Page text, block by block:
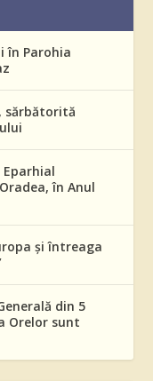
în Parohia
sărbătorită
Eparhial
în Anul
și întreaga
din 5
Orelor sunt